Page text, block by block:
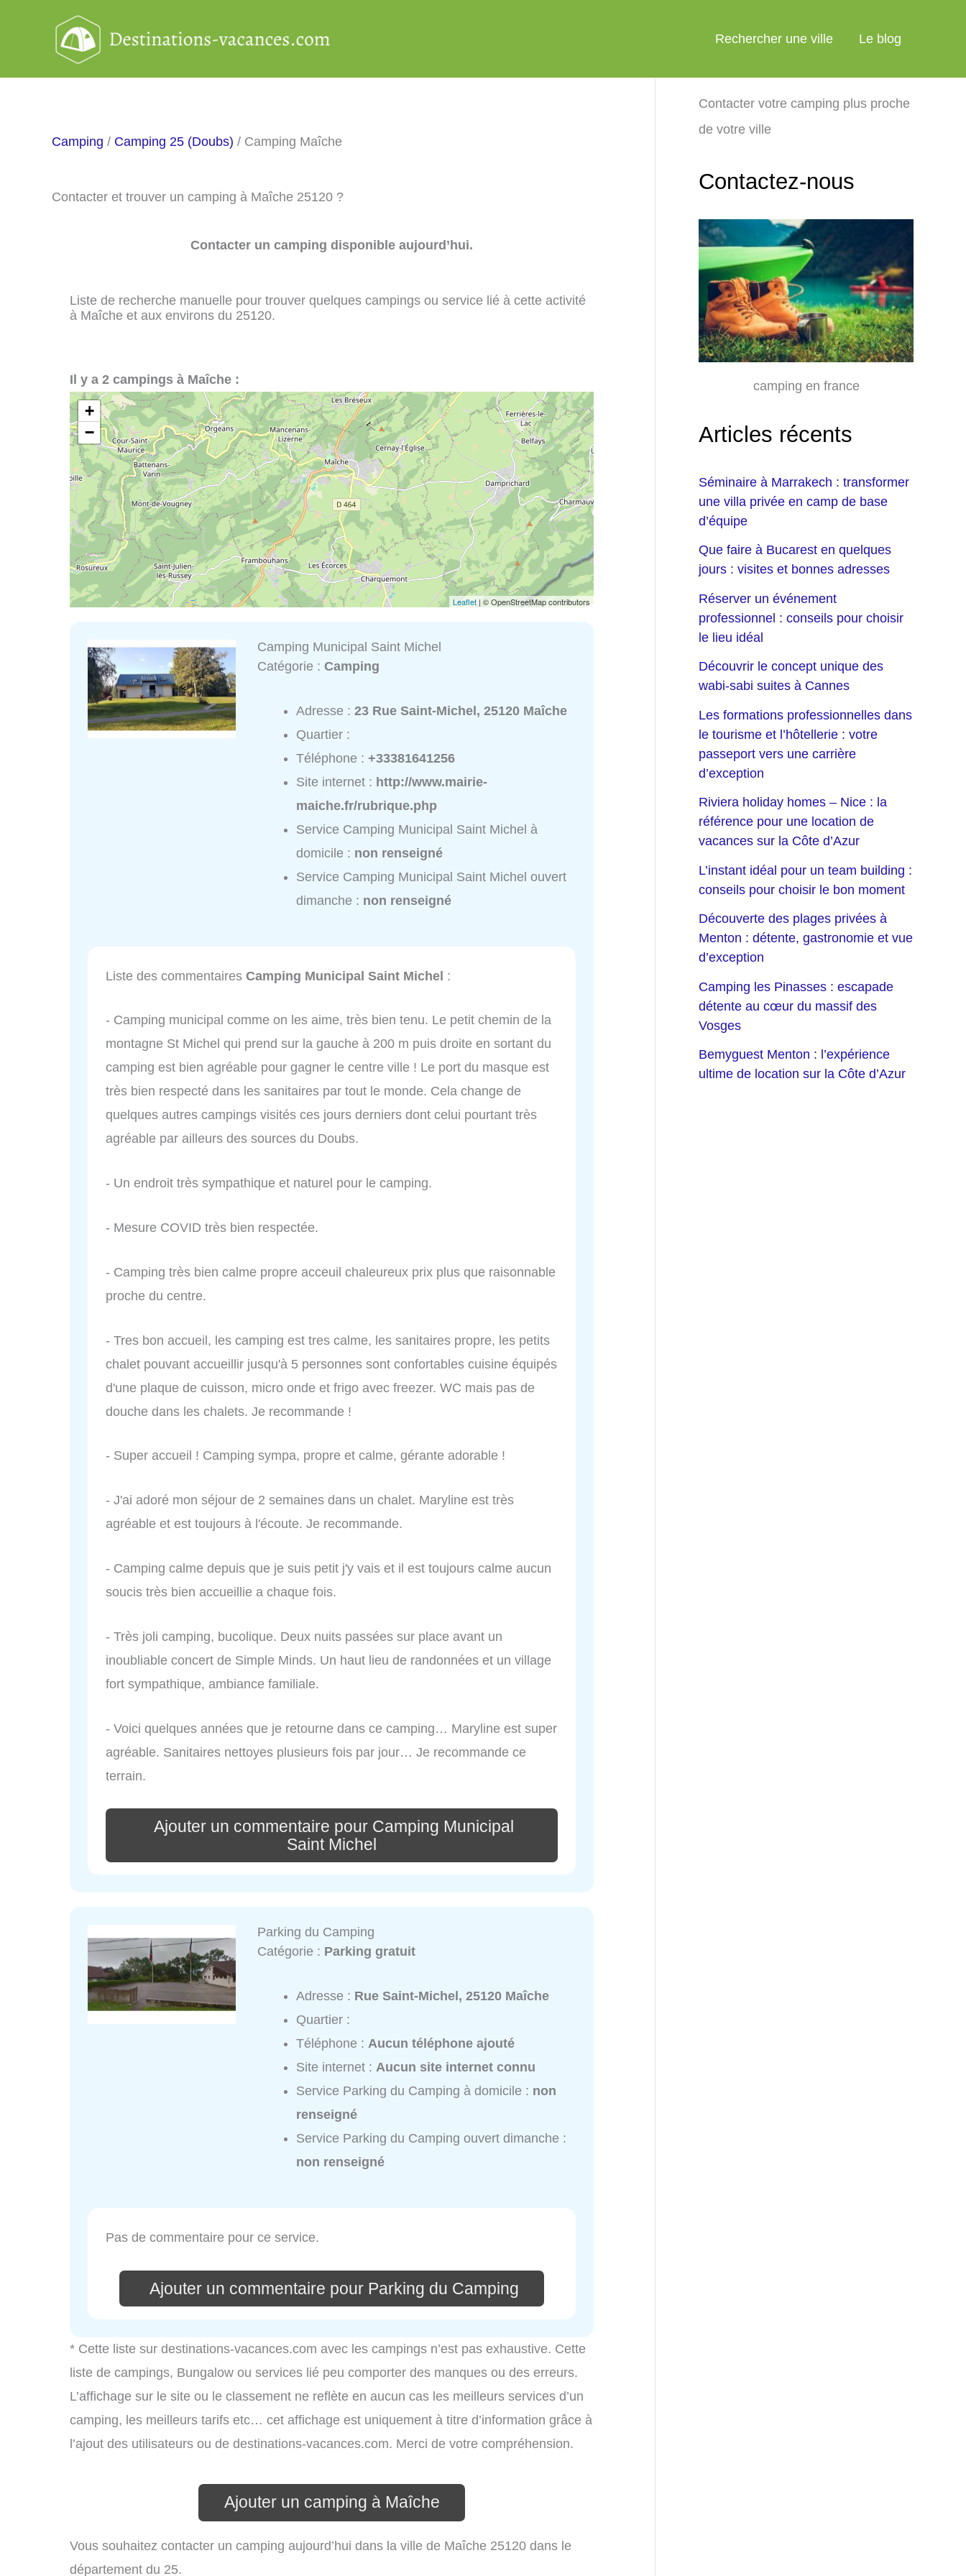
Rechercher une ville Le blog
Camping / Camping 25 (Doubs) / Camping Maîche
Contacter et trouver un camping à Maîche 25120 ?
Contacter un camping disponible aujourd’hui.
Liste de recherche manuelle pour trouver quelques campings ou service lié à cette activité
à Maîche et aux environs du 25120.
Il y a 2 campings à Maîche :
+
−
Leaflet | © OpenStreetMap contributors
Camping Municipal Saint Michel
Catégorie :Camping
Adresse :23 Rue Saint-Michel, 25120 Maîche
Quartier :
Téléphone :+33381641256
Site internet : http://www.mairie-
maiche.fr/rubrique.php
Service Camping Municipal Saint Michel à
domicile : non renseigné
Service Camping Municipal Saint Michel ouvert
dimanche : non renseigné
Liste des commentaires Camping Municipal Saint Michel :
- Camping municipal comme on les aime, très bien tenu. Le petit chemin de la
montagne St Michel qui prend sur la gauche à 200 m puis droite en sortant du
camping est bien agréable pour gagner le centre ville ! Le port du masque est
très bien respecté dans les sanitaires par tout le monde. Cela change de
quelques autres campings visités ces jours derniers dont celui pourtant très
agréable par ailleurs des sources du Doubs.
- Un endroit très sympathique et naturel pour le camping.
- Mesure COVID très bien respectée.
- Camping très bien calme propre acceuil chaleureux prix plus que raisonnable
proche du centre.
- Tres bon accueil, les camping est tres calme, les sanitaires propre, les petits
chalet pouvant accueillir jusqu'à 5 personnes sont confortables cuisine équipés
d'une plaque de cuisson, micro onde et frigo avec freezer. WC mais pas de
douche dans les chalets. Je recommande !
- Super accueil ! Camping sympa, propre et calme, gérante adorable !
- J'ai adoré mon séjour de 2 semaines dans un chalet. Maryline est très
agréable et est toujours à l'écoute. Je recommande.
- Camping calme depuis que je suis petit j'y vais et il est toujours calme aucun
soucis très bien accueillie a chaque fois.
- Très joli camping, bucolique. Deux nuits passées sur place avant un
inoubliable concert de Simple Minds. Un haut lieu de randonnées et un village
fort sympathique, ambiance familiale.
- Voici quelques années que je retourne dans ce camping… Maryline est super
agréable. Sanitaires nettoyes plusieurs fois par jour… Je recommande ce
terrain.
Ajouter un commentaire pour Camping Municipal
Saint Michel
Parking du Camping
Catégorie : Parking gratuit
Adresse : Rue Saint-Michel, 25120 Maîche
Quartier :
Téléphone :Aucun téléphone ajouté
Site internet :Aucun site internet connu
Service Parking du Camping à domicile : non
renseigné
Service Parking du Camping ouvert dimanche :
non renseigné
Pas de commentaire pour ce service.
Ajouter un commentaire pour Parking du Camping
* Cette liste sur destinations-vacances.com avec les campings n’est pas exhaustive. Cette
liste de campings, Bungalow ou services lié peu comporter des manques ou des erreurs.
L’affichage sur le site ou le classement ne reflète en aucun cas les meilleurs services d’un
camping, les meilleurs tarifs etc… cet affichage est uniquement à titre d’information grâce à
l’ajout des utilisateurs ou de destinations-vacances.com. Merci de votre compréhension.
Ajouter un camping à Maîche
Vous souhaitez contacter un camping aujourd’hui dans la ville de Maîche 25120 dans le
département du 25.
Contacter votre camping plus proche
de votre ville
Contactez-nous
camping en france
Articles récents
Séminaire à Marrakech : transformer
une villa privée en camp de base
d’équipe
Que faire à Bucarest en quelques
jours : visites et bonnes adresses
Réserver un événement
professionnel : conseils pour choisir
le lieu idéal
Découvrir le concept unique des
wabi-sabi suites à Cannes
Les formations professionnelles dans
le tourisme et l’hôtellerie : votre
passeport vers une carrière
d’exception
Riviera holiday homes – Nice : la
référence pour une location de
vacances sur la Côte d’Azur
L’instant idéal pour un team building :
conseils pour choisir le bon moment
Découverte des plages privées à
Menton : détente, gastronomie et vue
d’exception
Camping les Pinasses : escapade
détente au cœur du massif des
Vosges
Bemyguest Menton : l’expérience
ultime de location sur la Côte d’Azur